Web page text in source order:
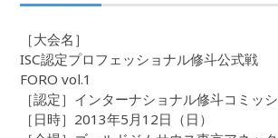
［大会名］
ISC認定プロフェッショナル修斗公式戦
FORO vol.1
［認定］インターナショナル修斗コミッ
［日時］2013年5月12日（日）